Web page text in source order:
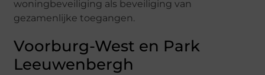
woningbeveiliging als beveiliging van
gezamenlijke toegangen.
Voorburg-West en Park
Leeuwenbergh